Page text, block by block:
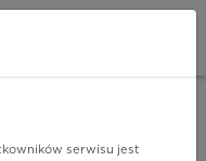
serwisu jest
INSTALUJ